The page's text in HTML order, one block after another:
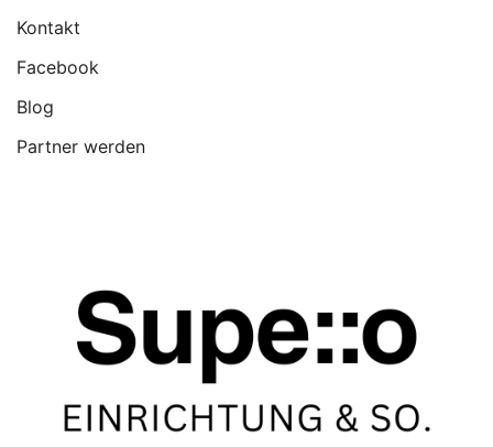
Kontakt
Facebook
Blog
Partner werden